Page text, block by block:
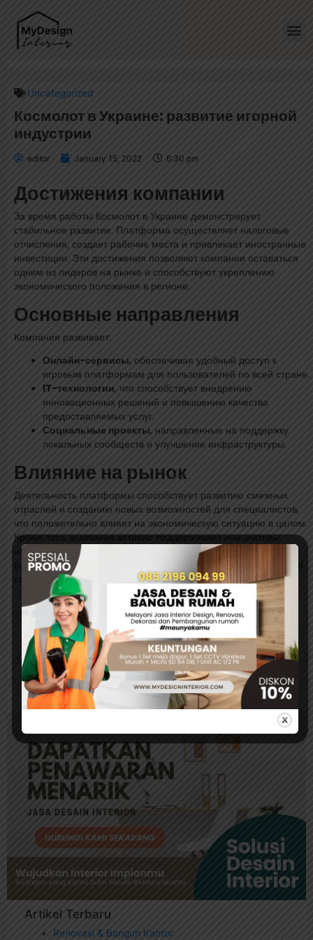
Home» Космолот в Украине: развитие игорной индустрии
Uncategorized
Космолот в Украине: развитие игорной
индустрии
editor January 15, 2022 6:30 pm
Достижения компании
За время работы Космолот в Украине демонстрирует
стабильное развитие. Платформа осуществляет налоговые
отчисления, создает рабочие места и привлекает иностранные
инвестиции. Эти достижения позволяют компании оставаться
одним из лидеров на рынке и способствуют укреплению
экономического положения в регионе.
Основные направления
Компания развивает:
Онлайн-сервисы, обеспечивая удобный доступ к
игровым платформам для пользователей по всей стране.
IT-технологии, что способствует внедрению
инновационных решений и повышению качества
предоставляемых услуг.
Социальные проекты, направленные на поддержку
локальных сообществ и улучшение инфраструктуры.
Влияние на рынок
Деятельность платформы способствует развитию смежных
отраслей и созданию новых возможностей для специалистов,
что положительно влияет на экономическую ситуацию в целом.
Кроме того, компания активно поддерживает инициативы,
направленные на легализацию и регулирование игорного
бизнеса, что способствует созданию прозрачной и безопасной
среды для всех участников рынка.
Rate this post
PREVIOUS
Реклама Космолот: нові підходи в медіапросторі
NEXT
Artikel Terbaru
Renovasi & Bangun Kantor